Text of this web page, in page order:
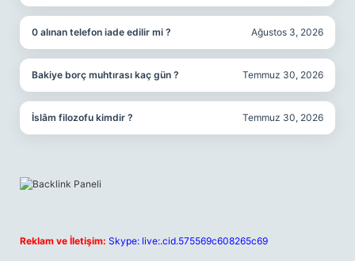
0 alınan telefon iade edilir mi ? Ağustos 3, 2026
Bakiye borç muhtırası kaç gün ? Temmuz 30, 2026
İslâm filozofu kimdir ? Temmuz 30, 2026
Reklam ve İletişim: Skype: live:.cid.575569c608265c69